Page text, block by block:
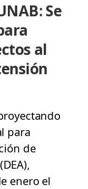
Se
al
para
de
enero el